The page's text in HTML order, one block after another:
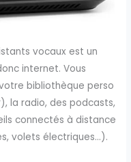
vocaux est un
internet. Vous
bibliothèque perso
la radio, des podcasts,
connectés à distance
volets électriques…).